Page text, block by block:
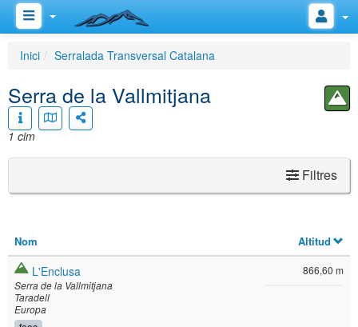
Inici Serralada Transversal Catalana
Serra de la Vallmitjana
1 cim
Filtres
Nom Altitud
L'Enclusa
Serra de la Vallmitjana
Taradell
Europa
866,60 m